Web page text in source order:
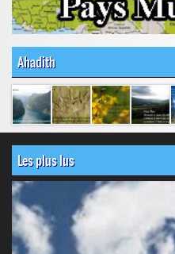
Ahadith
Les plus lus